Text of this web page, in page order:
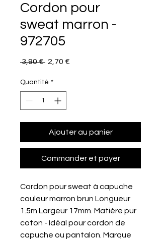
Cordon pour
sweat marron -
972705
3,90 € Prix
2,70 €
Quantité *
Ajouter au panier
Commander et payer
Cordon pour sweat à capuche
couleur marron brun Longueur
1.5m Largeur 17mm. Matière pur
coton - Idéal pour cordon de
capuche ou pantalon. Marque